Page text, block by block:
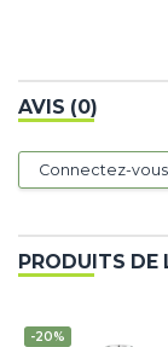
AVIS (0)
Connectez-
PRODUITS DE
-20%